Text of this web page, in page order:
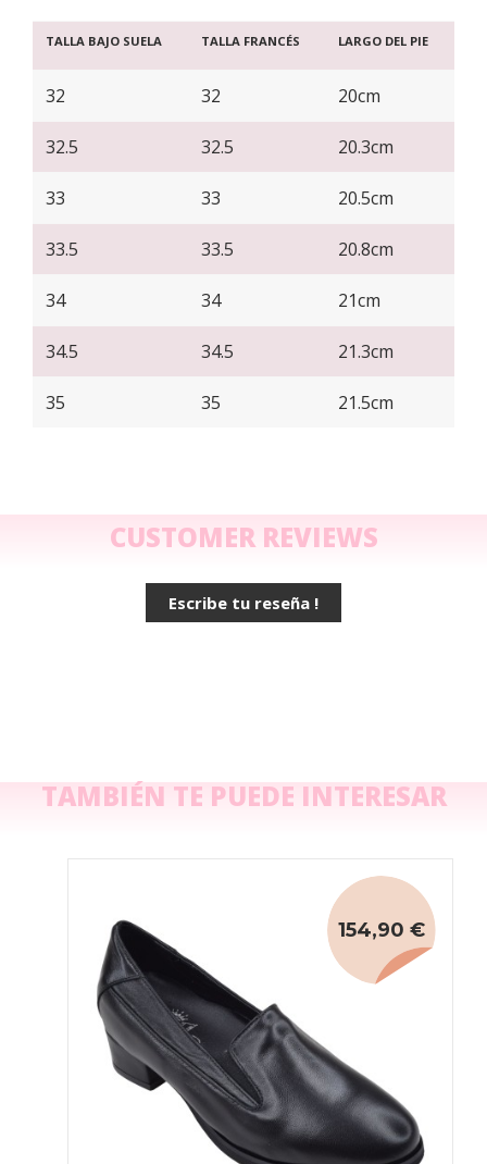
TALLA BAJO SUELA TALLA FRANCÉS LARGO DEL PIE
32 32 20cm
32.5 32.5 20.3cm
33 33 20.5cm
33.5 33.5 20.8cm
34 34 21cm
34.5 34.5 21.3cm
35 35 21.5cm
CUSTOMER REVIEWS
Escribe tu reseña !
TAMBIÉN TE PUEDE INTERESAR
154,90 €